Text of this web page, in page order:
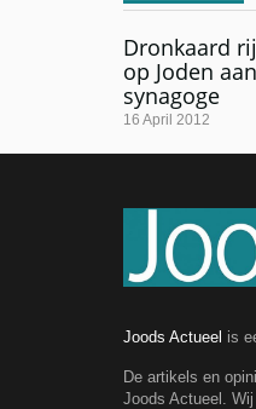
Dronkaard
op Joden
synagoge
16 April 2012
Joods Actueel is
De artikels en
Joods Actueel.